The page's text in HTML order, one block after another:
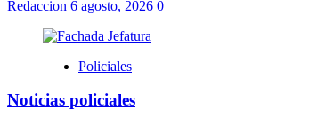
Redaccion 6 agosto, 2026 0
Policiales
Noticias policiales